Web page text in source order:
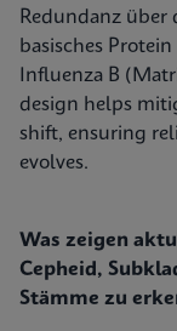
Redundanz
basisches
Influenza B
design helps
shift, ensuring
evolves.
Was zeigen
Cepheid,
Stämme zu